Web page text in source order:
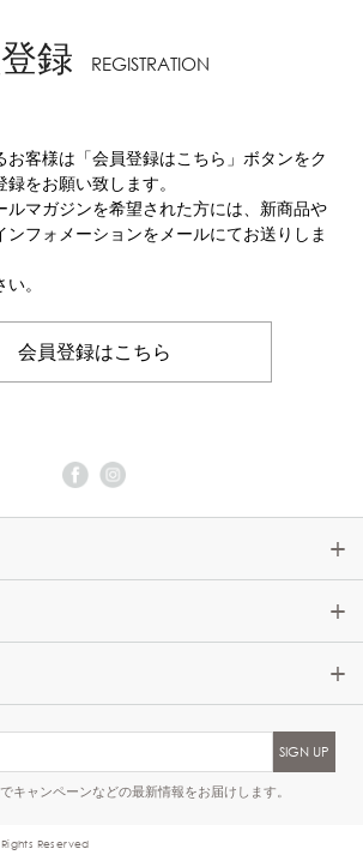
録 REGISTRATION
お客様は「会員登録はこちら」ボタンをク
をお願い致します。
マガジンを希望された方には、新商品や
ンフォメーションをメールにてお送りしま
。
会員登録はこちら
キャンペーンなどの最新情報をお届けします。
Reserved